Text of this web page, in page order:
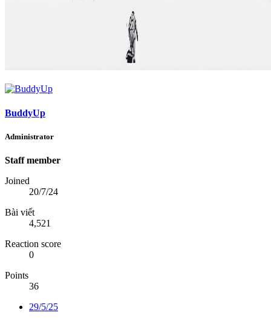
BuddyUp
Administrator
Staff member
Joined
20/7/24
Bài viết
4,521
Reaction score
0
Points
36
29/5/25